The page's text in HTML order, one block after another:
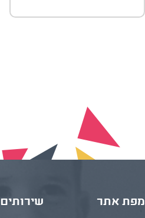
מפת אתר שירותים